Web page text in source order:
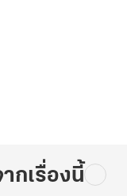
กเรื่องนี้